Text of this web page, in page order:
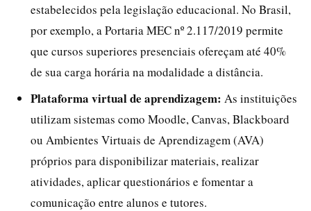
estabelecidos pela legislação educacional. No Brasil,
por exemplo, a Portaria MEC nº 2.117/2019 permite
que cursos superiores presenciais ofereçam até 40%
de sua carga horária na modalidade a distância.
Plataforma virtual de aprendizagem: As instituições
utilizam sistemas como Moodle, Canvas, Blackboard
ou Ambientes Virtuais de Aprendizagem (AVA)
próprios para disponibilizar materiais, realizar
atividades, aplicar questionários e fomentar a
comunicação entre alunos e tutores.